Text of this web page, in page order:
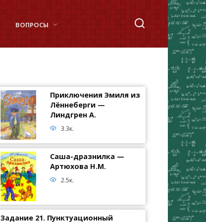
ВОПРОСЫ
Приключения Эмиля из
Лённеберги —
Линдгрен А.
3.3к.
Саша-дразнилка —
Артюхова Н.М.
2.5к.
Задание 21. Пунктуационный